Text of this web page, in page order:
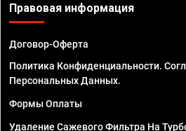
Правовая информация
Договор-Оферта
Политика Конфиденциальности.
Персональных Данных.
Формы Оплаты
Удаление Сажевого Фильтра На